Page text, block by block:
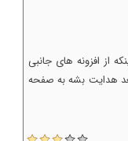
از افزونه های جانبی
هدایت بشه به صفحه